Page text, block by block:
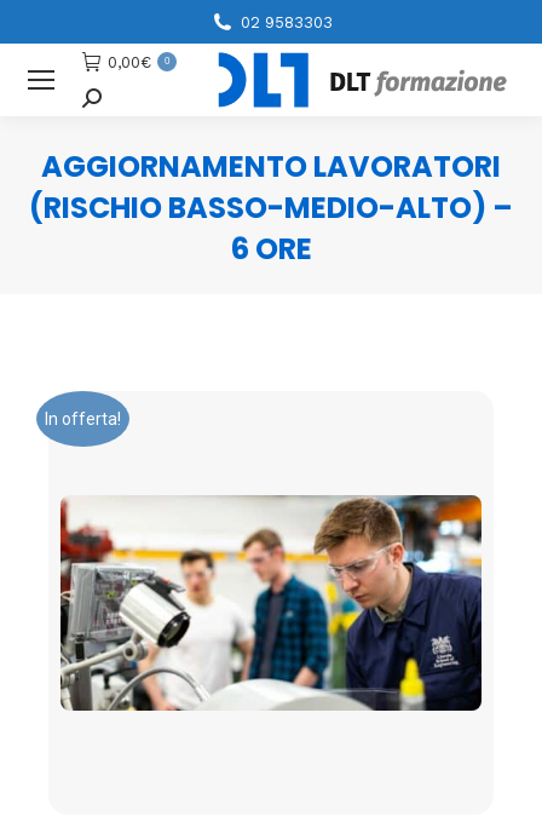
02 9583303
0,00€ 0
Cerca
AGGIORNAMENTO LAVORATORI
(RISCHIO BASSO-MEDIO-ALTO) –
6 ORE
In offerta!